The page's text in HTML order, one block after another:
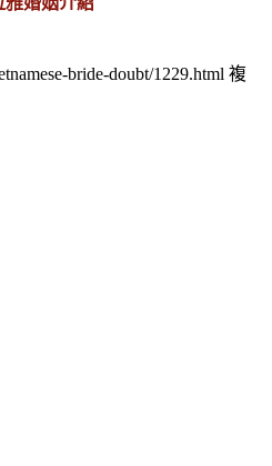
bride-doubt/1229.html 複